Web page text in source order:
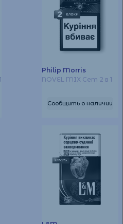
Philip Morris
NOVEL MIX Сет 2 в 1
Сообщить о наличии